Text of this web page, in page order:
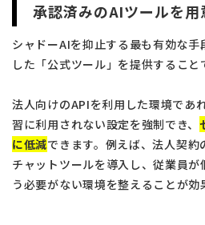
承認済みのAIツールを用
シャドーAIを抑止する最も有効な
した「公式ツール」を提供すること
法人向けのAPIを利用した環境であ
習に利用されない設定を強制でき、
に低減できます。例えば、法人契
チャットツールを導入し、従業員
う必要がない環境を整えることが効